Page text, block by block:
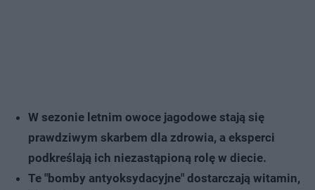
W sezonie letnim owoce jagodowe stają się
prawdziwym skarbem dla zdrowia, a eksperci
podkreślają ich niezastąpioną rolę w diecie.
Te "bomby antyoksydacyjne" dostarczają witamin,